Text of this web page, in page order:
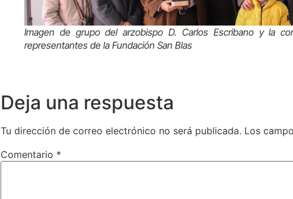
Imagen de grupo del arzobispo D. Carlos Escribano y la
representantes de la Fundación San Blas
Deja una respuesta
Tu dirección de correo electrónico no será publicada. Los
Comentario *